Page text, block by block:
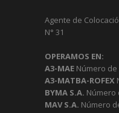
Agente de
N° 31
OPERAMOS EN:
A3-MAE Número
A3-MATBA-ROFEX
BYMA S.A. Número
MAV S.A. Número